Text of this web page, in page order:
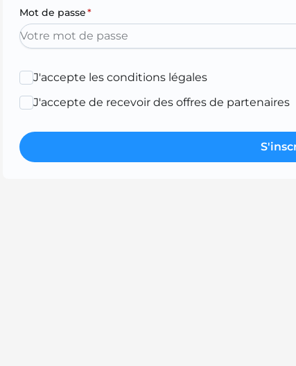
Mot de passe*
J'accepte les conditions légales
J'accepte de recevoir des offres de partenaires